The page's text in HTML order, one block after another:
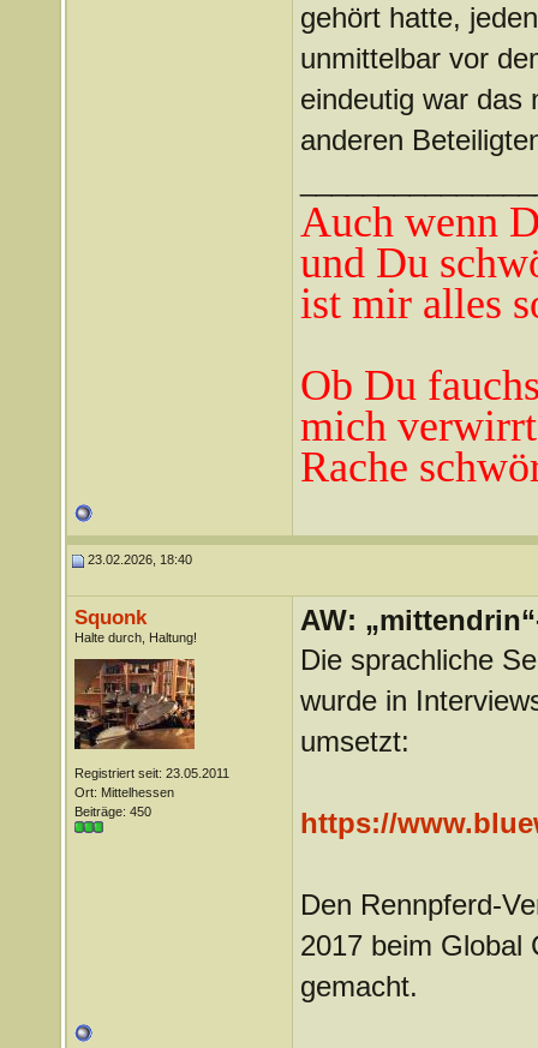
gehört hatte,
unmittelbar vor
eindeutig war das
anderen
Auch wenn
und Du
ist mir alles
Ob Du
mich
Rache
23.02.2026, 18:40
Squonk
Halte durch, Haltung!
Registriert seit: 23.05.2011
Ort: Mittelhessen
Beiträge: 450
AW:
Die sprachliche
wurde in
umsetzt:
https://
Den Rennpferd-
2017 beim Global
gemacht.